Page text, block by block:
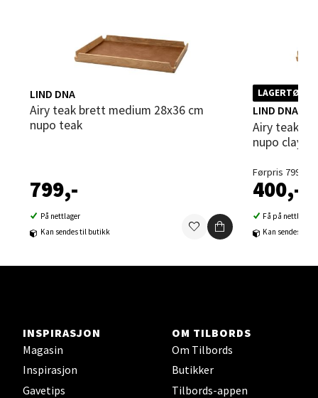
LIND DNA
Airy teak brett medium 28x36 cm
nupo teak
799,-
På nettlager
Kan sendes til butikk
LIND DNA
Airy teak brett medium 28x36 cm
nupo clay
Førpris 799,-
400,-
Få på nettlager
Kan sendes til
INSPIRASJON
Magasin
Inspirasjon
Gavetips
OM TILBORDS
Om Tilbords
Butikker
Tilbords-appen
Steinkjer - Thon Senter Steinkjer
Sjøfartsgata 2, 7714 Steinkjer
Åpent i dag 10-18
0 i butikk
Velg